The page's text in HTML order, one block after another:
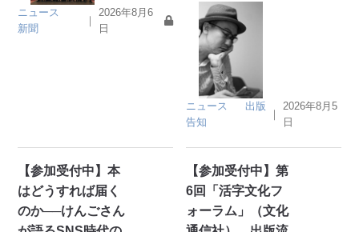
ニュース
新聞
｜
2026年8月6
日
ニュース
出版
告知
｜
2026年8月5
日
【参加受付中】本
はどうすれば届く
のか──けんごさん
【参加受付中】第
6回「活字文化フ
ォーラム」（文化